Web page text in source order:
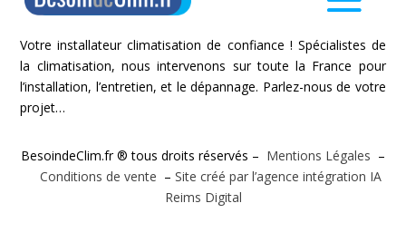
Votre installateur climatisation de confiance ! Spécialistes de
la climatisation, nous intervenons sur toute la France pour
l’installation, l’entretien, et le dépannage. Parlez-nous de votre
projet…
BesoindeClim.fr ® tous droits réservés – Mentions Légales –
Conditions de vente – Site créé par l’agence intégration IA
Reims Digital